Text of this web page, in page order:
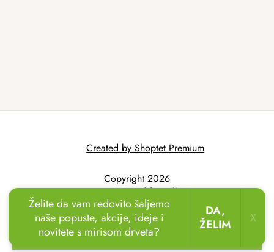
Uživajte u odmoru u vrtu!Drvene ležaljke
sada uz popust
Created by Shoptet Premium
Copyright 2026
AtmoWood.hr. All
rights reserved.
Želite da vam redovito šaljemo
naše popuste, akcije, ideje i
novitete s mirisom drveta?
DA,
ŽELIM
X